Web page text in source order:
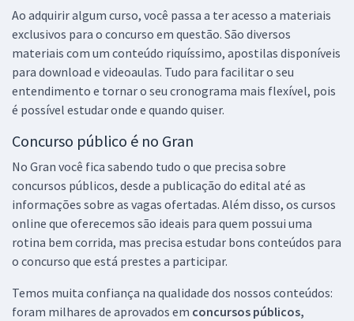
Ao adquirir algum curso, você passa a ter acesso a materiais
exclusivos para o concurso em questão. São diversos
materiais com um conteúdo riquíssimo, apostilas disponíveis
para download e videoaulas. Tudo para facilitar o seu
entendimento e tornar o seu cronograma mais flexível, pois
é possível estudar onde e quando quiser.
Concurso público é no Gran
No Gran você fica sabendo tudo o que precisa sobre
concursos públicos, desde a publicação do edital até as
informações sobre as vagas ofertadas. Além disso, os cursos
online que oferecemos são ideais para quem possui uma
rotina bem corrida, mas precisa estudar bons conteúdos para
o concurso que está prestes a participar.
Temos muita confiança na qualidade dos nossos conteúdos:
foram milhares de aprovados em concursos públicos,